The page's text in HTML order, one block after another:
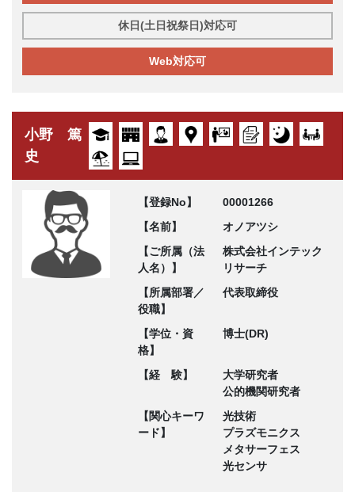
休日(土日祝祭日)対応可
Web対応可
小野 篤
史
【登録No】
00001266
【名前】
オノアツシ
【ご所属（法
人名）】
株式会社インテック
リサーチ
【所属部署／
役職】
代表取締役
【学位・資
格】
博士(DR)
【経 験】
大学研究者
公的機関研究者
【関心キーワ
ード】
光技術
プラズモニクス
メタサーフェス
光センサ